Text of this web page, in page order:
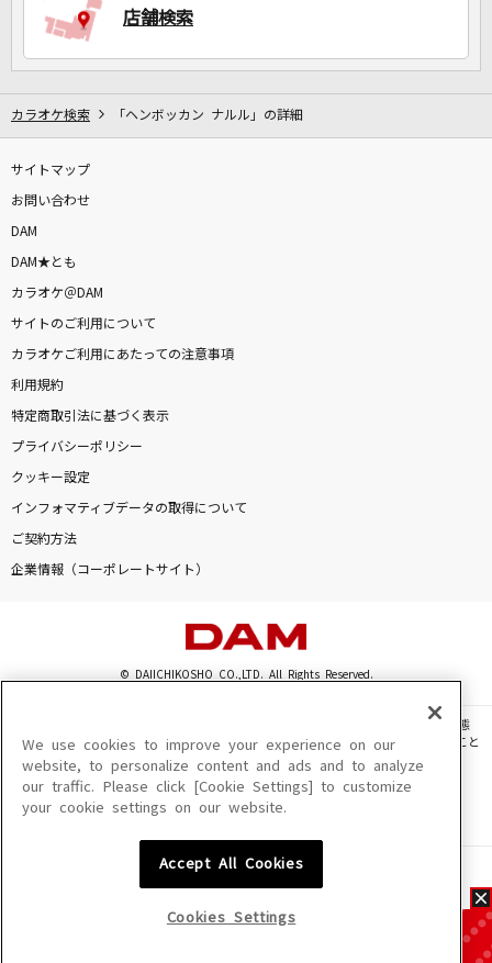
店舗検索
カラオケ検索 「ヘンボッカン ナルル」の詳細
サイトマップ
お問い合わせ
DAM
DAM★とも
カラオケ＠DAM
サイトのご利用について
カラオケご利用にあたっての注意事項
利用規約
特定商取引法に基づく表示
プライバシーポリシー
クッキー設定
インフォマティブデータの取得について
ご契約方法
企業情報（コーポレートサイト）
© DAIICHIKOSHO CO.,LTD. All Rights Reserved.
このサイトに掲載されている一切の文章・画像・写真・動画・音声等を、手段や形態
を問わず、著作権法の定める範囲を超えて無断で複製、転載、ファイル化などすること
を禁じます。
楽曲及びコンテンツは、機種によりご利用いただけない場合があります。
楽曲及びコンテンツの配信日、配信内容が変更になる場合があります。
We use cookies to improve your experience on our
website, to personalize content and ads and to analyze
our traffic. Please click [Cookie Settings] to customize
your cookie settings on our website.
Accept All Cookies
Cookies Settings